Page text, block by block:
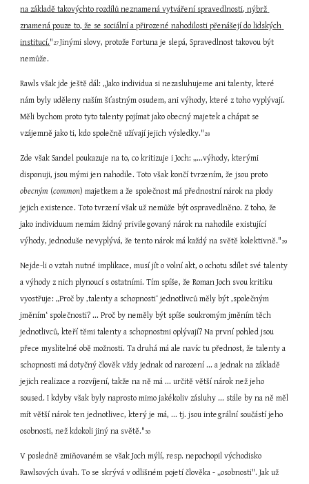
na základě takovýchto rozdílů neznamená vytváření spravedlnosti, nýbrž
znamená pouze to, že se sociální a přirozené nahodilosti přenášejí do lidských
institucí."27 Jinými slovy, protože Fortuna je slepá, Spravedlnost takovou být
nemůže.
Rawls však jde ještě dál: „Jako individua si nezasluhujeme ani talenty, které
nám byly uděleny naším šťastným osudem, ani výhody, které z toho vyplývají.
Měli bychom proto tyto talenty pojímat jako obecný majetek a chápat se
vzájemně jako ti, kdo společně užívají jejich výsledky."28
Zde však Sandel poukazuje na to, co kritizuje i Joch: „...výhody, kterými
obecným (common) majetkem a že společnost má přednostní nárok na plody
jejich existence. Toto tvrzení však už nemůže být ospravedlněno. Z toho, že
jako individuum nemám žádný privilegovaný nárok na nahodile existující
výhody, jednoduše nevyplývá, že tento nárok má každý na světě kolektivně."29
Nejde-li o vztah nutné implikace, musí jít o volní akt, o ochotu sdílet své talenty
a výhody z nich plynoucí s ostatními. Tím spíše, že Roman Joch svou kritiku
vyostřuje: „Proč by ‚talenty a schopnosti‘ jednotlivců měly být ‚společným
jměním‘ společnosti? ... Proč by neměly být spíše soukromým jměním těch
jednotlivců, kteří těmi talenty a schopnostmi oplývají? Na první pohled jsou
přece myslitelné obě možnosti. Ta druhá má ale navíc tu přednost, že talenty a
schopnosti má dotyčný člověk vždy jednak od narození ... a jednak na základě
jejich realizace a rozvíjení, takže na ně má ... určitě větší nárok než jeho
soused. I kdyby však byly naprosto mimo jakékoliv zásluhy ... stále by na ně měl
mít větší nárok ten jednotlivec, který je má, ... tj. jsou integrální součástí jeho
osobnosti, než kdokoli jiný na světě."30
V posledně zmiňovaném se však Joch mýlí, resp. nepochopil východisko
Rawlsových úvah. To se skrývá v odlišném pojetí člověka - „osobnosti". Jak už